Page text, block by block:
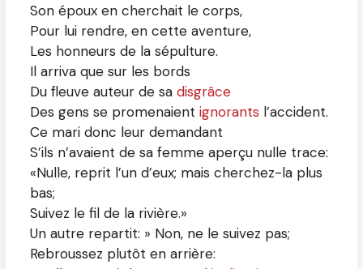
Son époux en cherchait le corps,
Pour lui rendre, en cette aventure,
Les honneurs de la sépulture.
Il arriva que sur les bords
Du fleuve auteur de sa disgrâce
Des gens se promenaient ignorants l’accident.
Ce mari donc leur demandant
S’ils n’avaient de sa femme aperçu nulle trace:
«Nulle, reprit l’un d’eux; mais cherchez-la plus
bas;
Suivez le fil de la rivière.»
Un autre repartit: » Non, ne le suivez pas;
Rebroussez plutôt en arrière: